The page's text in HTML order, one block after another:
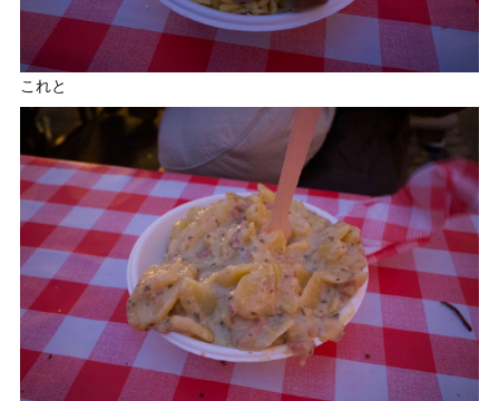
これと